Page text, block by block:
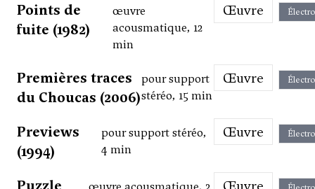
Points de
fuite (1982)
œuvre
acousmatique, 12
min
Œuvre
Premières traces
du Choucas (2006)
pour support
stéréo, 15 min
Œuvre
Previews
(1994)
pour support stéréo,
4 min
Œuvre